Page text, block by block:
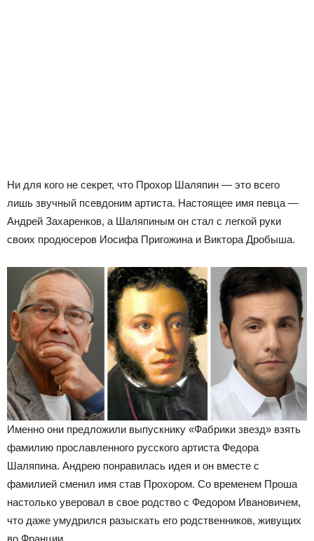
Ни для кого не секрет, что Прохор Шаляпин — это всего
лишь звучный псевдоним артиста. Настоящее имя певца —
Андрей Захаренков, а Шаляпиным он стал с легкой руки
своих продюсеров Иосифа Пригожина и Виктора Дробыша.
Именно они предложили выпускнику «Фабрики звезд» взять
фамилию прославленного русского артиста Федора
Шаляпина. Андрею понравилась идея и он вместе с
фамилией сменил имя став Прохором. Со временем Проша
настолько уверовал в свое родство с Федором Ивановичем,
что даже умудрился разыскать его родственников, живущих
во Франции.